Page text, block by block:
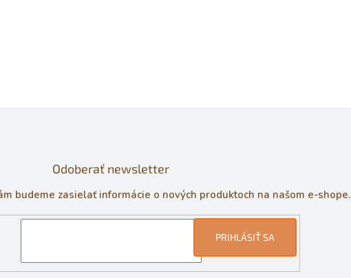
Odoberať newsletter
budeme zasielať informácie o nových produktoch na našom e-shope.
PRIHLÁSIŤ SA